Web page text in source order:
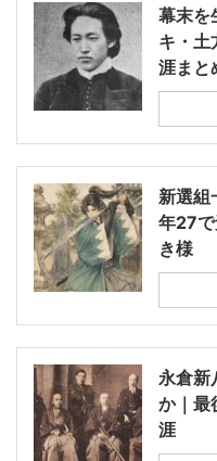
幕末を
キ・土
涯まと
新選組
年27
き様
永倉新
か｜最
涯